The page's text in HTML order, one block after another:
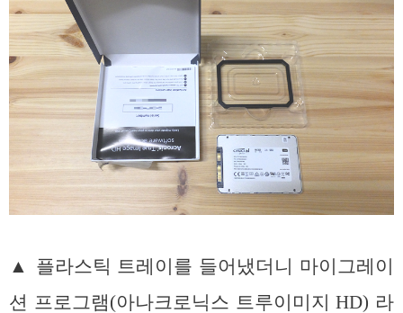
▲ 플라스틱 트레이를 들어냈더니 마이그레이
션 프로그램(아나크로닉스 트루이미지 HD) 라